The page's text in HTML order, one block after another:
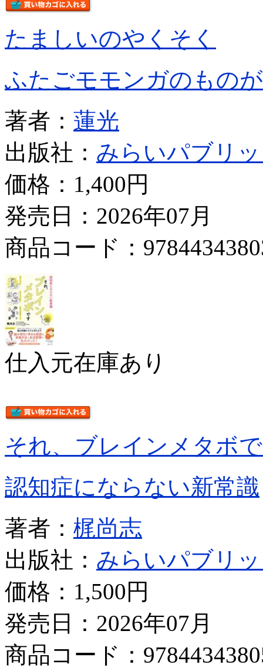
たましいのやくそく
ふたごモモンガのもの
著者： 蓮光
出版社： みらいパブリ
価格： 1,400円
発売日：2026年07月
商品コード：
仕入元在庫あり
それ、ブレインメタボ
認知症にならない新常識
著者： 梶尚志
出版社： みらいパブリ
価格： 1,500円
発売日：2026年07月
商品コード：